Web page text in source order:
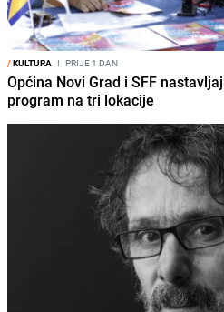
/KULTURA I PRIJE 1 DAN
Općina Novi Grad i SFF
program na tri lokacije